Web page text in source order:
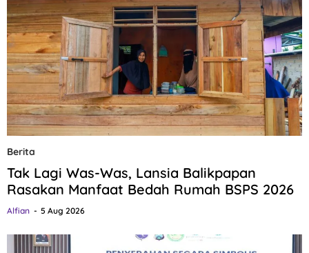
Berita
Tak Lagi Was-Was, Lansia Balikpapan
Rasakan Manfaat Bedah Rumah BSPS 2026
Alfian 5 Aug 2026